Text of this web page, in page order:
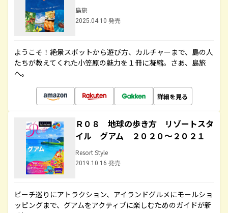
島旅
2025.04.10 発売
ようこそ！絶景スポットから遊び方、カルチャーまで、島の人
たちが教えてくれた小笠原の魅力を１冊に凝縮。さあ、島旅
へ。
詳細を見る
Ｒ０８ 地球の歩き方 リゾートスタ
イル グアム ２０２０～２０２１
Resort Style
2019.10.16 発売
ビーチ巡りにアトラクション、アイランドグルメにモールショ
ッピングまで、グアムをアクティブに楽しむためのガイドが新